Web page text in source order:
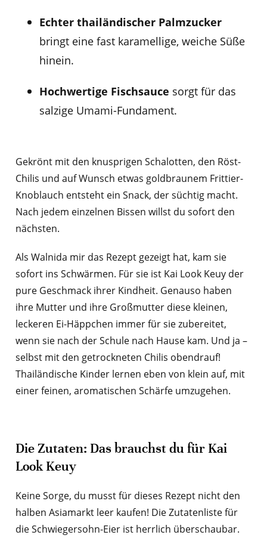
Echter thailändischer Palmzucker
bringt eine fast karamellige, weiche Süße
hinein.
Hochwertige Fischsauce sorgt für das
salzige Umami-Fundament.
Gekrönt mit den knusprigen Schalotten, den Röst-
Chilis und auf Wunsch etwas goldbraunem Frittier-
Knoblauch entsteht ein Snack, der süchtig macht.
Nach jedem einzelnen Bissen willst du sofort den
nächsten.
Als Walnida mir das Rezept gezeigt hat, kam sie
sofort ins Schwärmen. Für sie ist Kai Look Keuy der
pure Geschmack ihrer Kindheit. Genauso haben
ihre Mutter und ihre Großmutter diese kleinen,
leckeren Ei-Häppchen immer für sie zubereitet,
wenn sie nach der Schule nach Hause kam. Und ja –
selbst mit den getrockneten Chilis obendrauf!
Thailändische Kinder lernen eben von klein auf, mit
einer feinen, aromatischen Schärfe umzugehen.
Die Zutaten: Das brauchst du für Kai
Look Keuy
Keine Sorge, du musst für dieses Rezept nicht den
halben Asiamarkt leer kaufen! Die Zutatenliste für
die Schwiegersohn-Eier ist herrlich überschaubar.